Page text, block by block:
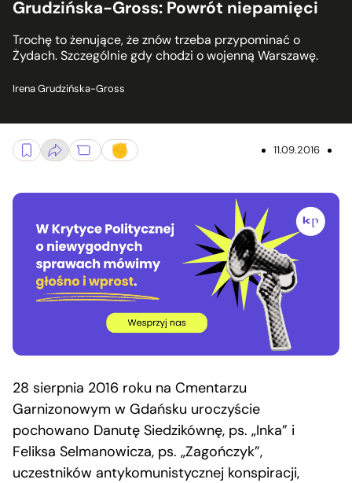
Grudzińska-Gross: Powrót niepamięci
Trochę to żenujące, że znów trzeba przypominać o
Żydach. Szczególnie gdy chodzi o wojenną Warszawę.
Irena Grudzińska-Gross
11.09.2016
28 sierpnia 2016 roku na Cmentarzu
Garnizonowym w Gdańsku uroczyście
pochowano Danutę Siedzikównę, ps. „Inka” i
Feliksa Selmanowicza, ps. „Zagończyk”,
uczestników antykomunistycznej konspiracji,